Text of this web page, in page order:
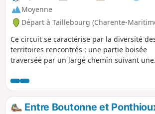
Moyenne
Départ à Taillebourg (Charente-
Ce circuit se caractérise par la diversité
territoires rencontrés : une partie boisée
traversée par un large chemin suivant une
des parcelles de vigne, et pour finir un
dominant une zone humide.
Entre Boutonne et